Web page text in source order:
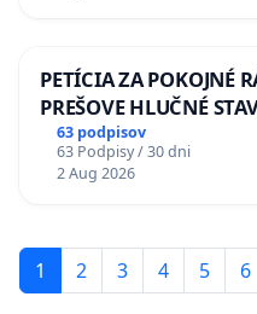
PETÍCIA ZA POKOJNÉ
PREŠOVE HLUČNÉ
LEN OD 9.00 DO 13.00
TÝŽDEŇ CIEĽ 8.00 –
KONTROLA STAVBY C-
63 podpisov
63 Podpisy / 30 dni
2 Aug 2026
1 2 3 4 5 6